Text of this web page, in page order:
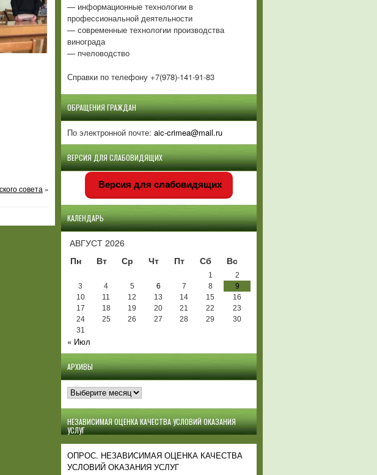
совета »
— информационные технологии в
профессиональной деятельности
— современные технологии производства
винограда
— пчеловодство
Справки по телефону +7(978)-141-91-83
ОБРАЩЕНИЯ ГРАЖДАН
По электронной почте: aic-crimea@mail.ru
ВЕРСИЯ ДЛЯ СЛАБОВИДЯЩИХ
Версия для слабовидящих
КАЛЕНДАРЬ
АВГУСТ 2026
Пн
Вт Ср Чт Пт Сб Вс
1
2
3
4 5 6 7 8
9
10
11 12 13 14 15
16
17
18 19 20 21 22
23
24
25 26 27 28 29
30
31
« Июл
АРХИВЫ
Архивы
НЕЗАВИСИМАЯ ОЦЕНКА КАЧЕСТВА УСЛОВИЙ ОКАЗАНИЯ
УСЛУГ
ОПРОС. НЕЗАВИСИМАЯ ОЦЕНКА КАЧЕСТВА
УСЛОВИЙ ОКАЗАНИЯ УСЛУГ